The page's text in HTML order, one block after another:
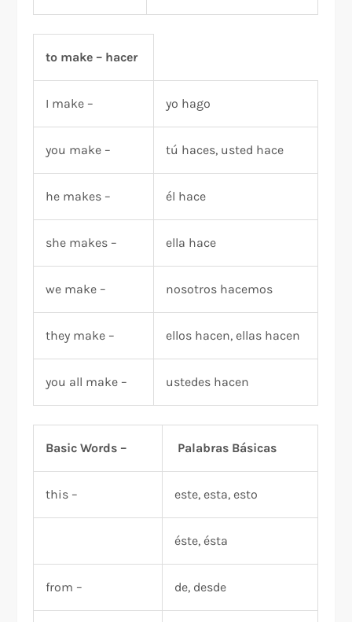
to make – hacer
I make – yo hago
you make – tú haces, usted hace
he makes – él hace
she makes – ella hace
we make – nosotros hacemos
they make – ellos hacen, ellas hacen
you all make – ustedes hacen
Basic Words – Palabras Básicas
this – este, esta, esto
éste, ésta
from – de, desde